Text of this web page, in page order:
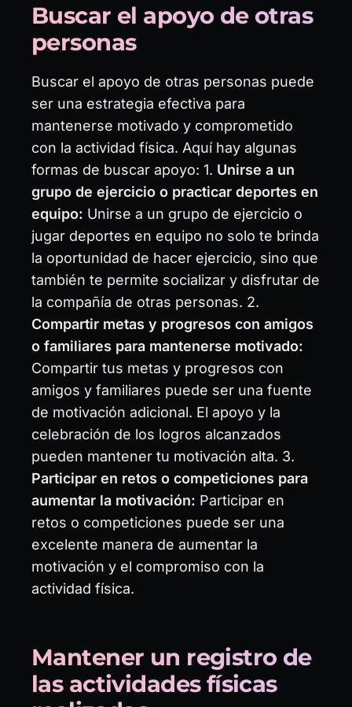
Buscar el apoyo de otras
personas
Buscar el apoyo de otras personas puede
ser una estrategia efectiva para
mantenerse motivado y comprometido
con la actividad física. Aquí hay algunas
formas de buscar apoyo: 1. Unirse a un
grupo de ejercicio o practicar deportes en
equipo: Unirse a un grupo de ejercicio o
jugar deportes en equipo no solo te brinda
la oportunidad de hacer ejercicio, sino que
también te permite socializar y disfrutar de
la compañía de otras personas. 2.
Compartir metas y progresos con amigos
o familiares para mantenerse motivado:
Compartir tus metas y progresos con
amigos y familiares puede ser una fuente
de motivación adicional. El apoyo y la
celebración de los logros alcanzados
pueden mantener tu motivación alta. 3.
Participar en retos o competiciones para
aumentar la motivación: Participar en
retos o competiciones puede ser una
excelente manera de aumentar la
motivación y el compromiso con la
actividad física.
Mantener un registro de
las actividades físicas